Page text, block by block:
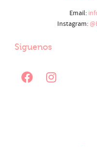
Email:
Instagram:
Siguenos